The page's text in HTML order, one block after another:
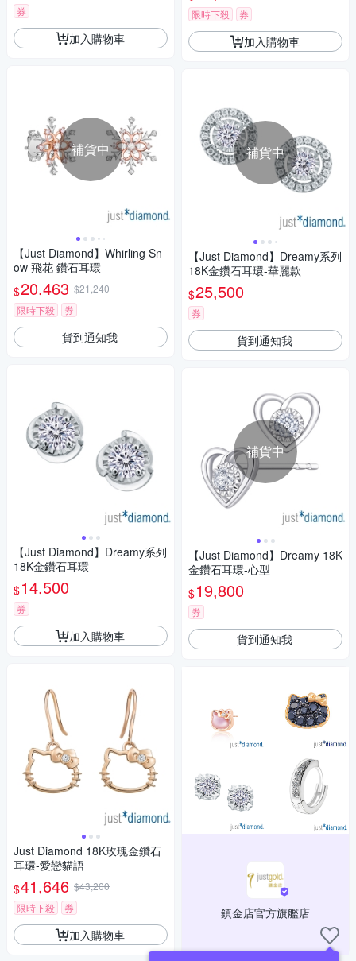
券
加入購物車
補貨中
【Just Diamond】Whirling Sn
ow 飛花 鑽石耳環
$20,463 $21,240
限時下殺
券
貨到通知我
【Just Diamond】Dreamy系列
18K金鑽石耳環
$14,500
券
加入購物車
Just Diamond 18K玫瑰金鑽石
耳環-愛戀貓語
$41,646 $43,200
限時下殺
券
加入購物車
限時下殺 券
加入購物車
補貨中
【Just Diamond】Dreamy系列
18K金鑽石耳環-華麗款
$25,500
券
貨到通知我
補貨中
【Just Diamond】Dreamy 18K
金鑽石耳環-心型
$19,800
券
貨到通知我
鎮金店官方旗艦店